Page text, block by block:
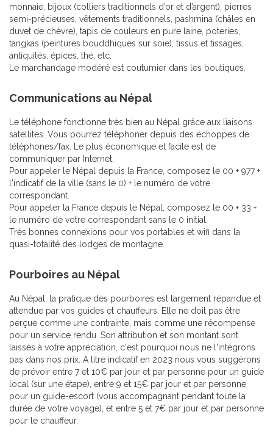
monnaie, bijoux (colliers traditionnels d’or et d’argent), pierres
semi-précieuses, vêtements traditionnels, pashmina (châles en
duvet de chèvre), tapis de couleurs en pure laine, poteries,
tangkas (peintures bouddhiques sur soie), tissus et tissages,
antiquités, épices, thé, etc.
Le marchandage modéré est coutumier dans les boutiques.
Communications au Népal
Le téléphone fonctionne très bien au Népal grâce aux liaisons
satellites. Vous pourrez téléphoner depuis des échoppes de
téléphones/fax. Le plus économique et facile est de
communiquer par Internet.
Pour appeler le Népal depuis la France, composez le 00 + 977 +
l'indicatif de la ville (sans le 0) + le numéro de votre
correspondant.
Pour appeler la France depuis le Népal, composez le 00 + 33 +
le numéro de votre correspondant sans le 0 initial.
Très bonnes connexions pour vos portables et wifi dans la
quasi-totalité des lodges de montagne.
Pourboires au Népal
Au Népal, la pratique des pourboires est largement répandue et
attendue par vos guides et chauffeurs. Elle ne doit pas être
perçue comme une contrainte, mais comme une récompense
pour un service rendu. Son attribution et son montant sont
laissés à votre appréciation, c'est pourquoi nous ne l'intégrons
pas dans nos prix. A titre indicatif en 2023 nous vous suggérons
de prévoir entre 7 et 10€ par jour et par personne pour un guide
local (sur une étape), entre 9 et 15€ par jour et par personne
pour un guide-escort (vous accompagnant pendant toute la
durée de votre voyage), et entre 5 et 7€ par jour et par personne
pour le chauffeur.